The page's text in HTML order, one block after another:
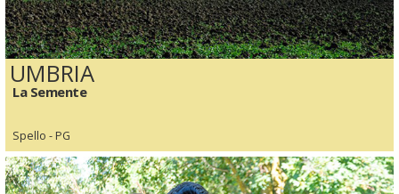
UMBRIA
La Semente
Spello - PG